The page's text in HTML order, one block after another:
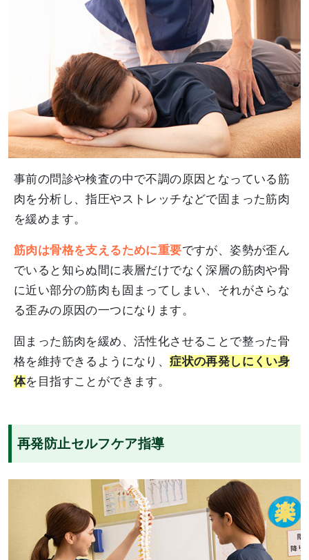
事前の問診や検査の中で不調の原因となっている筋
肉を分析し、指圧やストレッチなどで固まった筋肉
を緩めます。
筋肉は骨格を支えるために重要ですが、姿勢が歪ん
でいると知らぬ間に表層だけでなく深層の筋肉や骨
に近い部分の筋肉も固まってしまい、それがさらな
る歪みの原因の一つになります。
固まった筋肉を緩め、活性化させることで整った骨
格を維持できるようになり、症状の再発しにくい身
体を目指すことができます。
再発防止セルフケア指導